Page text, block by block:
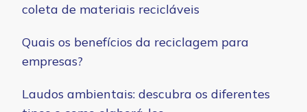
coleta de materiais recicláveis
Quais os benefícios da reciclagem para
empresas?
Laudos ambientais: descubra os diferentes